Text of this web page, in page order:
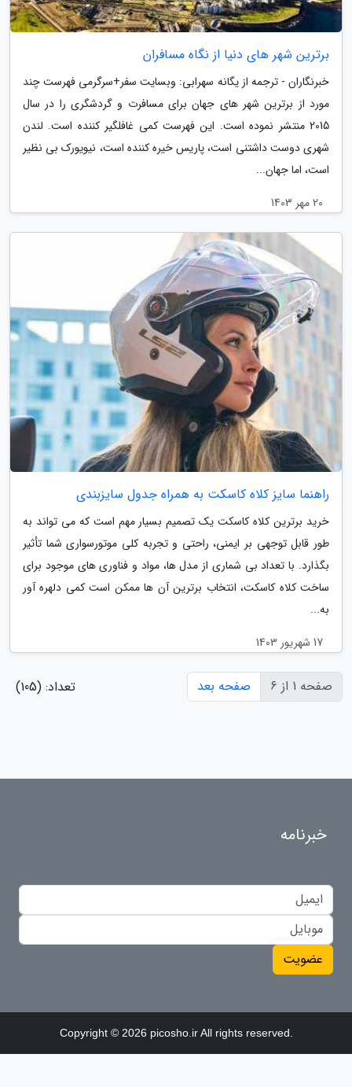
برترین شهر های دنیا از نگاه مسافران
خبرنگاران - ترجمه از یگانه سهرابی: وبسایت سفر+سرگرمی فهرست چند
مورد از برترین شهر های جهان برای مسافرت و گردشگری را در سال
2015 منتشر نموده است. این فهرست کمی غافلگیر کننده است. لندن
شهری دوست داشتنی است، پاریس خیره کننده است، نیویورک بی نظیر
است، اما جهان...
20 مهر 1403
راهنما سایز کلاه کاسکت به همراه جدول سایزبندی
خرید برترین کلاه کاسکت یک تصمیم بسیار مهم است که می تواند به
طور قابل توجهی بر ایمنی، راحتی و تجربه کلی موتورسواری شما تأثیر
بگذارد. با تعداد بی شماری از مدل ها، مواد و فناوری های موجود برای
ساخت کلاه کاسکت، انتخاب برترین آن ها ممکن است کمی دلهره آور
به...
17 شهریور 1403
صفحه 1 از 6 صفحه بعد تعداد: (105)
خبرنامه
عضویت
Copyright © 2026 picosho.ir All rights reserved.